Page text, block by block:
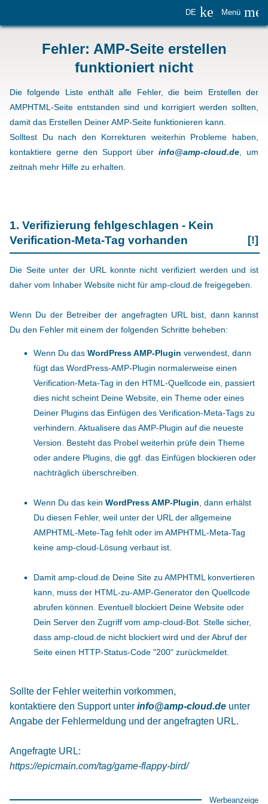
DE Menü
Fehler: AMP-Seite erstellen
funktioniert nicht
Die folgende Liste enthält alle Fehler, die beim Erstellen der
AMPHTML-Seite entstanden sind und korrigiert werden sollten,
damit das Erstellen Deiner AMP-Seite funktionieren kann.
Solltest Du nach den Korrekturen weiterhin Probleme haben,
kontaktiere gerne den Support überinfo@amp-cloud.de, um
zeitnah mehr Hilfe zu erhalten.
1. Verifizierung fehlgeschlagen - Kein
Verification-Meta-Tag vorhanden
[!]
Die Seite unter der URL konnte nicht verifiziert werden und ist
daher vom Inhaber Website nicht für amp-cloud.de freigegeben.
Wenn Du der Betreiber der angefragten URL bist, dann kannst
Du den Fehler mit einem der folgenden Schritte beheben:
Wenn Du das WordPress AMP-Plugin verwendest, dann
fügt das WordPress-AMP-Plugin normalerweise einen
Verification-Meta-Tag in den HTML-Quellcode ein, passiert
dies nicht scheint Deine Website, ein Theme oder eines
Deiner Plugins das Einfügen des Verification-Meta-Tags zu
verhindern. Aktualisere das AMP-Plugin auf die neueste
Version. Besteht das Probel weiterhin prüfe dein Theme
oder andere Plugins, die ggf. das Einfügen blockieren oder
nachträglich überschreiben.
Wenn Du das kein WordPress AMP-Plugin , dann erhälst
Du diesen Fehler, weil unter der URL der allgemeine
AMPHTML-Mete-Tag fehlt oder im AMPHTML-Meta-Tag
keine amp-cloud-Lösung verbaut ist.
Damit amp-cloud.de Deine Site zu AMPHTML konvertieren
kann, muss der HTML-zu-AMP-Generator den Quellcode
abrufen können. Eventuell blockiert Deine Website oder
Dein Server den Zugriff vom amp-cloud-Bot. Stelle sicher,
dass amp-cloud.de nicht blockiert wird und der Abruf der
Seite einen HTTP-Status-Code "200" zurückmeldet.
Sollte der Fehler weiterhin vorkommen,
kontaktiere den Support unter info@amp-cloud.de unter
Angabe der Fehlermeldung und der angefragten URL.
Angefragte URL:
https://epicmain.com/tag/game-flappy-bird/
Werbeanzeige